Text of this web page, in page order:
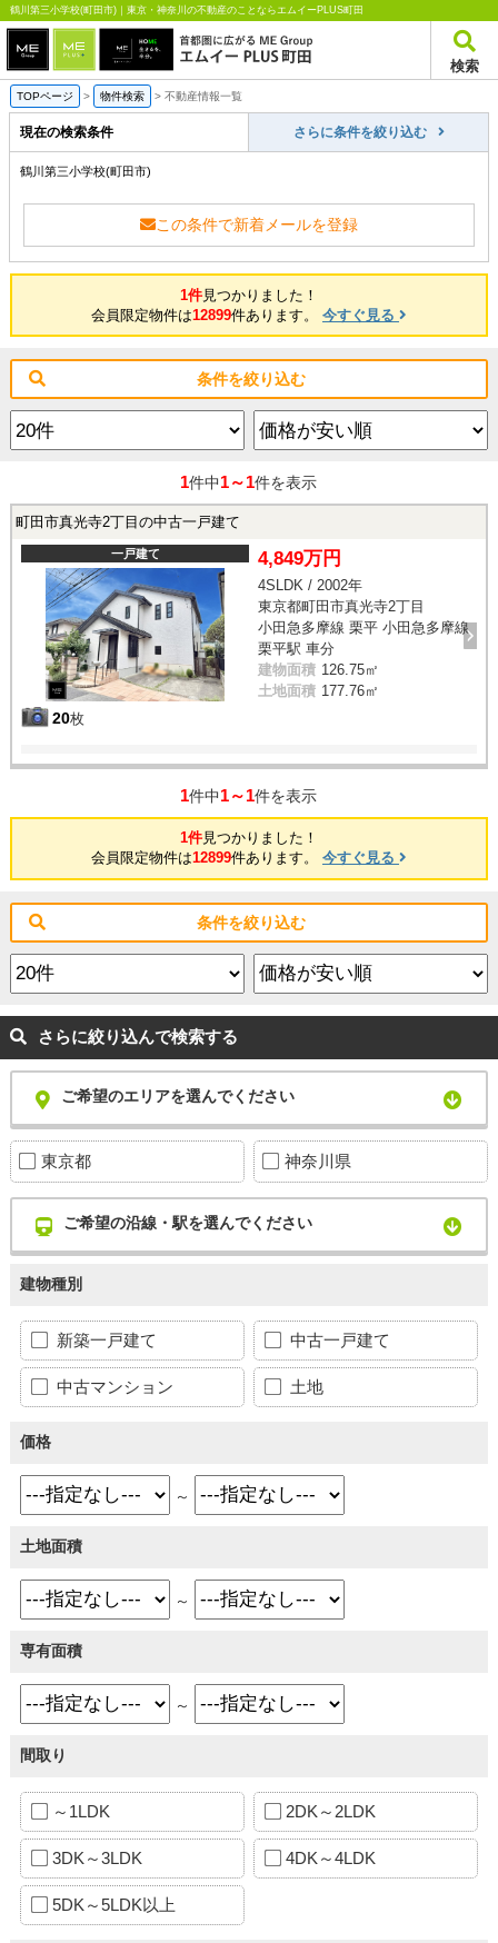
鶴川第三小学校(町田市)｜東京・神奈川の不動産のことならエムイーPLUS町田
検索
TOPページ > 物件検索 > 不動産情報一覧
現在の検索条件 さらに条件を絞り込む
鶴川第三小学校(町田市)
この条件で新着メールを登録
1件見つかりました！
会員限定物件は12899件あります。 今すぐ見る
条件を絞り込む
1件中1～1件を表示
町田市真光寺2丁目の中古一戸建て
一戸建て
20枚
4,849万円
4SLDK / 2002年
東京都町田市真光寺2丁目
小田急多摩線 栗平 小田急多摩線
栗平駅 車分
建物面積 126.75㎡
土地面積 177.76㎡
1件中1～1件を表示
1件見つかりました！
会員限定物件は12899件あります。 今すぐ見る
条件を絞り込む
さらに絞り込んで検索する
ご希望のエリアを選んでください
東京都 神奈川県
ご希望の沿線・駅を選んでください
建物種別
新築一戸建て 中古一戸建て
中古マンション 土地
価格
～
土地面積
～
専有面積
～
間取り
～1LDK 2DK～2LDK
3DK～3LDK 4DK～4LDK
5DK～5LDK以上